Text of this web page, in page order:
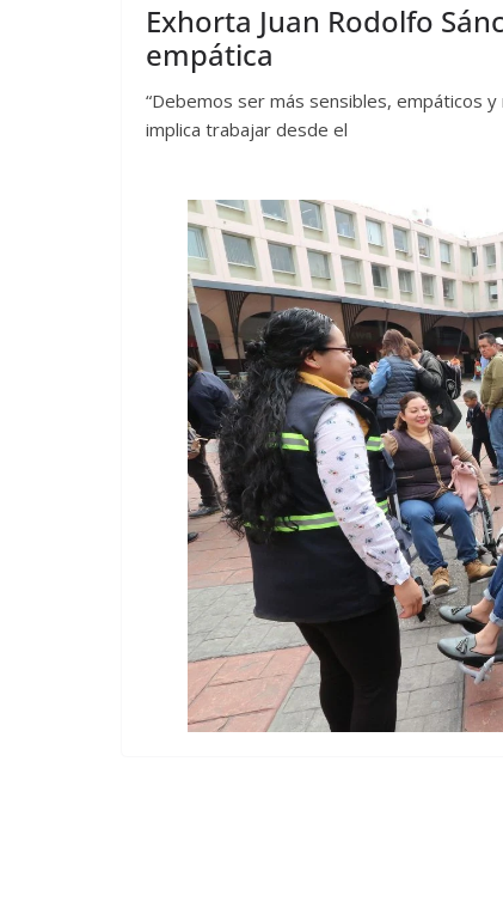
Exhorta Juan Rodolfo
empática
“Debemos ser más sensibles, empáticos
implica trabajar desde el